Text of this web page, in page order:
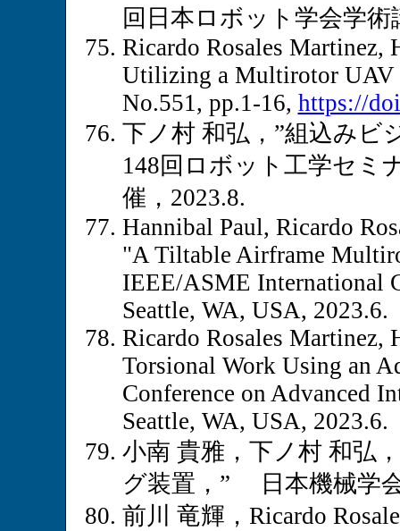
回日本ロボット学会学術
Ricardo Rosales Martinez,
Utilizing a Multirotor UAV
No.551, pp.1-16, https://
下ノ村 和弘，”組込み
148回ロボット工学セミ
催，2023.8.
Hannibal Paul, Ricardo
"A Tiltable Airframe
IEEE/ASME International
Seattle, WA, USA, 2023.6.
Ricardo Rosales
Torsional Work Using an
Conference on Advanced
Seattle, WA, USA, 2023.6.
小南 貴雅，下ノ村 和弘
グ装置，” 日本機械学
前川 竜輝，Ricardo